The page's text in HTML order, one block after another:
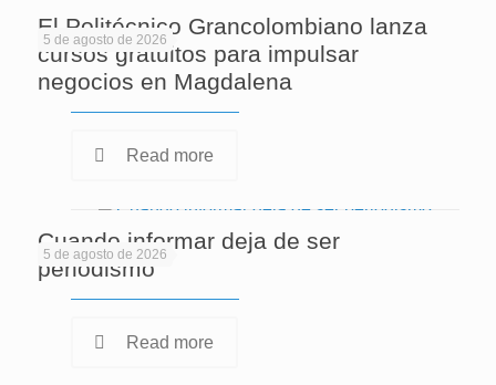
5 de agosto de 2026
El Politécnico Grancolombiano lanza
cursos gratuitos para impulsar
negocios en Magdalena
Read more
5 de agosto de 2026
Cuando informar deja de ser
periodismo
Read more